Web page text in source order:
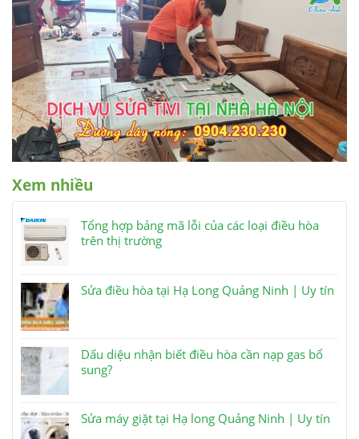
Xem nhiều
Tổng hợp bảng mã lỗi của các loại điều hòa
trên thị trường
Sửa điều hòa tại Hạ Long Quảng Ninh | Uy tín
Dấu diệu nhận biết điều hòa cần nạp gas bổ
sung?
Sửa máy giặt tại Hạ long Quảng Ninh | Uy tín